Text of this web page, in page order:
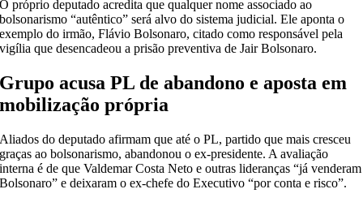
O próprio deputado acredita que qualquer nome associado ao
bolsonarismo “autêntico” será alvo do sistema judicial. Ele aponta o
exemplo do irmão, Flávio Bolsonaro, citado como responsável pela
vigília que desencadeou a prisão preventiva de Jair Bolsonaro.
Grupo acusa PL de abandono e aposta em
mobilização própria
Aliados do deputado afirmam que até o PL, partido que mais cresceu
graças ao bolsonarismo, abandonou o ex-presidente. A avaliação
interna é de que Valdemar Costa Neto e outras lideranças “já venderam
Bolsonaro” e deixaram o ex-chefe do Executivo “por conta e risco”.